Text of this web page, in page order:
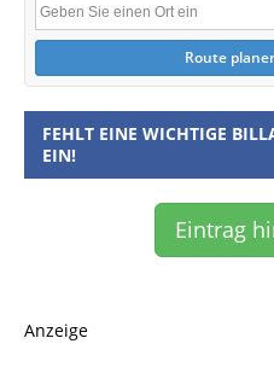
Route
FEHLT EINE WICHTIGE
EIN!
Eintrag
Anzeige